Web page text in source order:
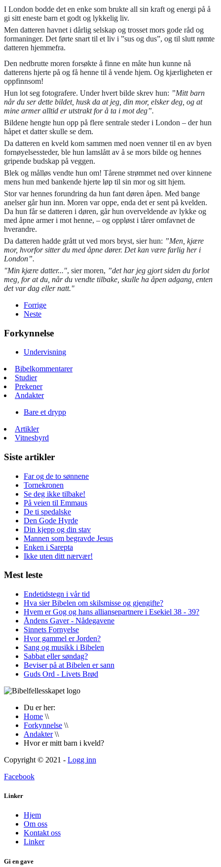
I London bodde det en enke som brukte all sin kraft og energi på å
gi sitt eneste barn et godt og lykkelig liv.
Men datteren havnet i dårlig selskap og trosset mors gode råd og
formaninger. Det førte snart til et liv i ”sus og dus”, og til slutt rømte
datteren hjemmefra.
Den nedbrutte moren forsøkte å finne en måte hun kunne nå
datterens hjerte på og få henne til å vende hjem. Og kjærligheten er
oppfinnsom!
Hun lot seg fotografere. Under hvert bilde skrev hun: ”Mitt barn
når du ser dette bildet, husk da at jeg, din mor, elsker deg, og at
mine armer alltid er utstrakt for å ta i mot deg”.
Bildene hengte hun opp på flere sentrale steder i London – der hun
håpet et datter skulle se dem.
Da datteren en kveld kom sammen med noen venner til en av byen
fornøyelsessteder, ble hun lamslått av å se mors bilde og hennes
gripende budskap på veggen.
Blek og målløs vendte hun om! Tårene strømmet ned over kinnene
mens hun med bankende hjerte løp til sin mor og sitt hjem.
Stor var hennes forundring da hun fant døren åpen. Med bange
anelser går hun inn. Moren var oppe, enda det er sent på kvelden.
Da hun får se datteren i døren, går hun overveldende av lykke og
med åpne armer i mot henne, – og oppløst i tårer omfavnet de
hverandre.
Da datteren hadde grått ut ved mors bryst, sier hun: ”Men, kjære
mor, hvorfor sitter du med åpne dører. Det kan være farlig her i
London”.
"Min kjære datter...", sier moren, ”det har jeg gjort siden du forlot
meg, for at du, når du vendte tilbake, skulle ha åpen adgang, enten
det var dag eller natt."
Forrige
Neste
Forkynnelse
Undervisning
Bibelkommentarer
Studier
Prekener
Andakter
Bare et drypp
Artikler
Vitnesbyrd
Siste artikler
Far og de to sønnene
Tornekronen
Se deg ikke tilbake!
På veien til Emmaus
De ti spedalske
Den Gode Hyrde
Din kjepp og din stav
Mannen som begravde Jesus
Enken i Sarepta
Ikke uten ditt nærvær!
Mest leste
Endetidstegn i vår tid
Hva sier Bibelen om skilsmisse og gjengifte?
Hvem er Gog og hans alliansepartnere i Esekiel 38 - 39?
Åndens Gaver - Nådegavene
Sinnets Fornyelse
Hvor gammel er Jorden?
Sang og musikk i Bibelen
Sabbat eller søndag?
Beviser på at Bibelen er sann
Guds Ord - Livets Brød
Du er her:
Home \\
Forkynnelse \\
Andakter \\
Hvor er mitt barn i kveld?
Copyright © 2021 - Logg inn
Facebook
Linker
Hjem
Om oss
Kontakt oss
Linker
Gi en gave